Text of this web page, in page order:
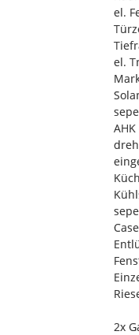
el.
el.
2x